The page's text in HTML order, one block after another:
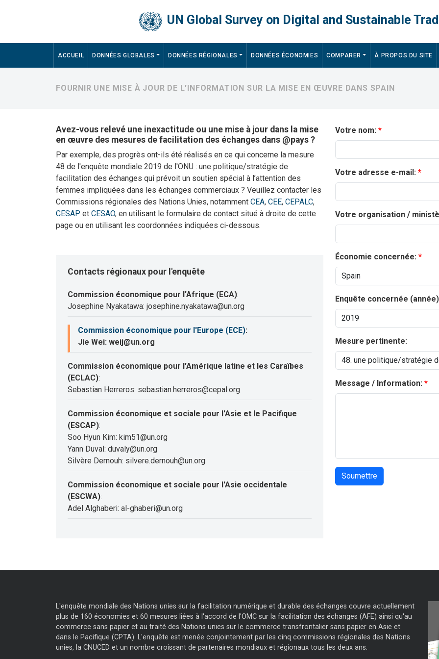
UN Global Survey on Digital and Sustainable
Main navigation
ACCUEIL DONNÉES GLOBALES DONNÉES RÉGIONALES DONNÉES ÉCONOMIES COMPARER À PROPOS DU SITE
FOURNIR UNE MISE À JOUR DE L'INFORMATION SUR LA MISE EN ŒUVRE DANS SPAIN
Avez-vous relevé une inexactitude ou une mise à jour dans la mise
en œuvre des mesures de facilitation des échanges dans @pays ?
Par exemple, des progrès ont-ils été réalisés en ce qui concerne la mesure
48 de l'enquête mondiale 2019 de l'ONU : une politique/stratégie de
facilitation des échanges qui prévoit un soutien spécial à l’attention des
femmes impliquées dans les échanges commerciaux ? Veuillez contacter les
Commissions régionales des Nations Unies, notamment CEA, CEE, CEPALC,
CESAP et CESAO, en utilisant le formulaire de contact situé à droite de cette
page ou en utilisant les coordonnées indiquées ci-dessous.
Contacts régionaux pour l'enquête
Commission économique pour l'Afrique (ECA):
Josephine Nyakatawa: josephine.nyakatawa@un.org
Commission économique pour l'Europe (ECE):
Jie Wei: weij@un.org
Commission économique pour l'Amérique latine et les Caraïbes
(ECLAC):
Sebastian Herreros: sebastian.herreros@cepal.org
Commission économique et sociale pour l'Asie et le Pacifique
(ESCAP):
Soo Hyun Kim: kim51@un.org
Yann Duval: duvaly@un.org
Silvère Dernouh: silvere.dernouh@un.org
Commission économique et sociale pour l'Asie occidentale
(ESCWA):
Adel Alghaberi: al-ghaberi@un.org
Votre nom:
Votre adresse e-mail:
Votre organisation /
Économie concernée:
Enquête concernée
Mesure pertinente:
Message / Information:
L'enquête mondiale des Nations unies sur la facilitation numérique et durable des échanges couvre actuellement
plus de 160 économies et 60 mesures liées à l'accord de l'OMC sur la facilitation des échanges (AFE) ainsi qu'au
commerce sans papier et au traité des Nations unies sur le commerce transfrontalier sans papier en Asie et
dans le Pacifique (CPTA). L'enquête est menée conjointement par les cinq commissions régionales des Nations
unies, la CNUCED et un nombre croissant de partenaires mondiaux et régionaux tous les deux ans.